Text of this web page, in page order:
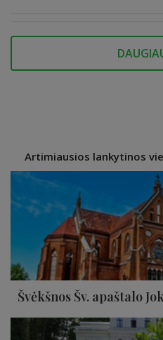
Artimiausios lankytinos
Švėkšnos Šv. apaštalo